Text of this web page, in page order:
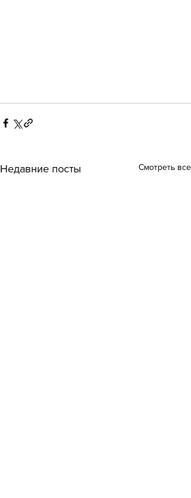
Недавние посты Смотреть все